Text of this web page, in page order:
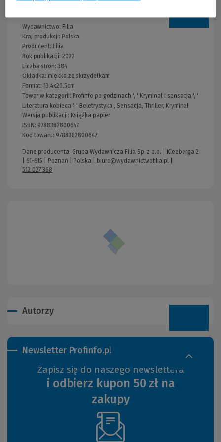
Wydawnictwo: Filia
Kraj produkcji: Polska
Producent: Filia
Rok publikacji: 2022
Liczba stron: 384
Okładka: miękka ze skrzydełkami
Format: 13.4x20.5cm
Towar w kategorii: Profinfo po godzinach ', ' Kryminał i sensacja ', '
Literatura kobieca ', ' Beletrystyka , Sensacja, Thriller, Kryminał
Wersja publikacji: Książka papier
ISBN: 9788382800647
Kod towaru: 9788382800647
Dane producenta: Grupa Wydawnicza Filia Sp. z o.o. | Kleeberga 2
| 61-615 | Poznań | Polska |
biuro@wydawnictwofilia.pl
512 027 368
Autorzy
Newsletter Profinfo.pl
Zapisz się do naszego newslettera
i odbierz kupon 50 zł na
zakupy
(Nowe
okno)